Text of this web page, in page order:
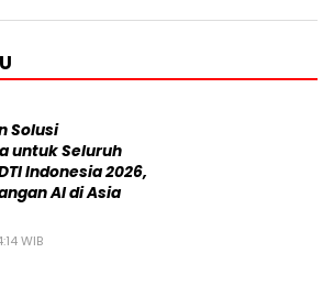
Solusi
untuk Seluruh
Indonesia 2026,
AI di Asia
WIB